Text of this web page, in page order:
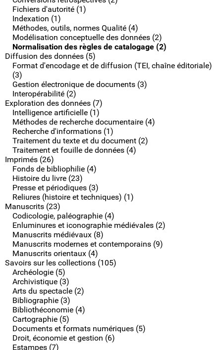
Fichiers d'autorité (1)
Indexation (1)
Méthodes, outils, normes Qualité (4)
Modélisation conceptuelle des données (2)
Normalisation des règles de catalogage (2)
Diffusion des données (5)
Format d'encodage et de diffusion (TEI, chaîne éditoriale)
(3)
Gestion électronique de documents (3)
Interopérabilité (2)
Exploration des données (7)
Intelligence artificielle (1)
Méthodes de recherche documentaire (4)
Recherche d'informations (1)
Traitement du texte et du document (2)
Traitement et fouille de données (4)
Imprimés (26)
Fonds de bibliophilie (4)
Histoire du livre (23)
Presse et périodiques (3)
Reliures (histoire et techniques) (1)
Manuscrits (23)
Codicologie, paléographie (4)
Enluminures et iconographie médiévales (2)
Manuscrits médiévaux (8)
Manuscrits modernes et contemporains (9)
Manuscrits orientaux (4)
Savoirs sur les collections (105)
Archéologie (5)
Archivistique (3)
Arts du spectacle (2)
Bibliographie (3)
Bibliothéconomie (4)
Cartographie (5)
Documents et formats numériques (5)
Droit, économie et gestion (6)
Estampes (7)